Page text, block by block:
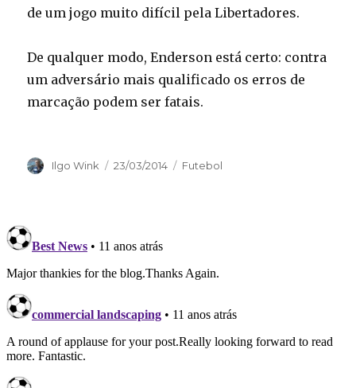
de um jogo muito difícil pela Libertadores.
De qualquer modo, Enderson está certo: contra
um adversário mais qualificado os erros de
marcação podem ser fatais.
Autor
Ilgo Wink
Publicado
23/03/2014 Categorias
Futebol